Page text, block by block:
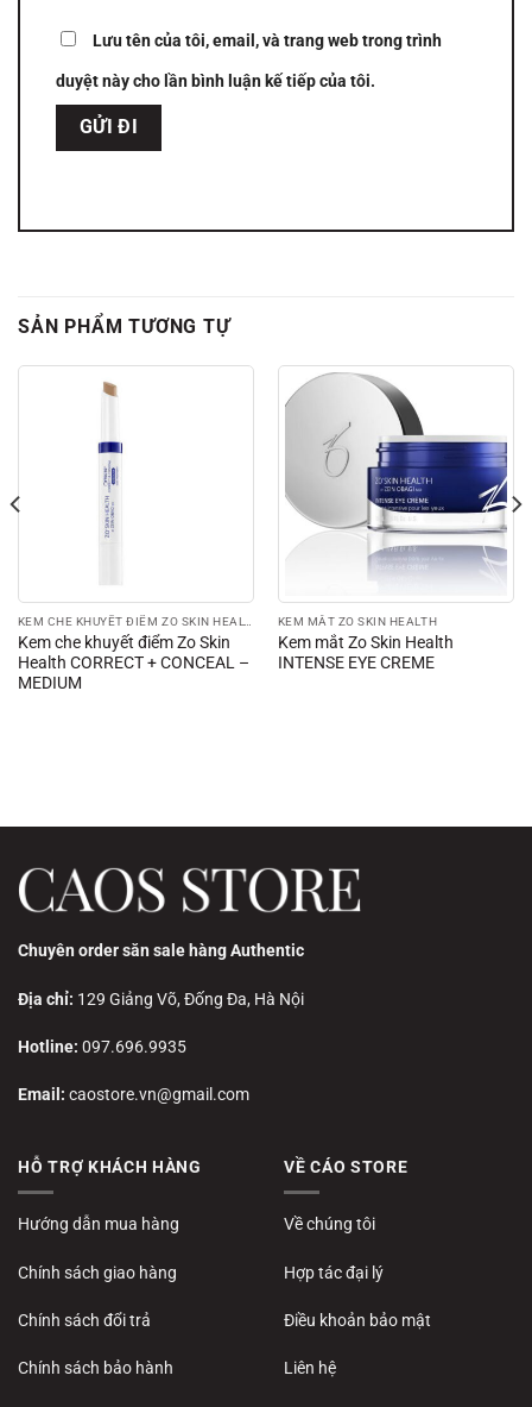
Lưu tên của tôi, email, và trang web trong trình
duyệt này cho lần bình luận kế tiếp của tôi.
SẢN PHẨM TƯƠNG TỰ
Kem che khuyết điểm Zo Skin
Health CORRECT + CONCEAL –
MEDIUM
KEM MẮT ZO SKIN HEALTH
Kem mắt Zo Skin Health
INTENSE EYE CREME
Chuyên order săn sale hàng Authentic
Địa chỉ: 129 Giảng Võ, Đống Đa, Hà Nội
Hotline: 097.696.9935
Email: caostore.vn@gmail.com
HỖ TRỢ KHÁCH HÀNG
Hướng dẫn mua hàng
Chính sách giao hàng
Chính sách đổi trả
Chính sách bảo hành
VỀ CÁO STORE
Về chúng tôi
Hợp tác đại lý
Điều khoản bảo mật
Liên hệ